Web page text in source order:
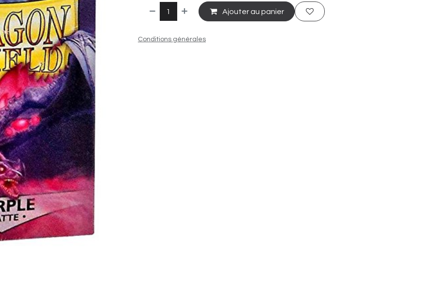
Ajouter au panier
Conditions générales